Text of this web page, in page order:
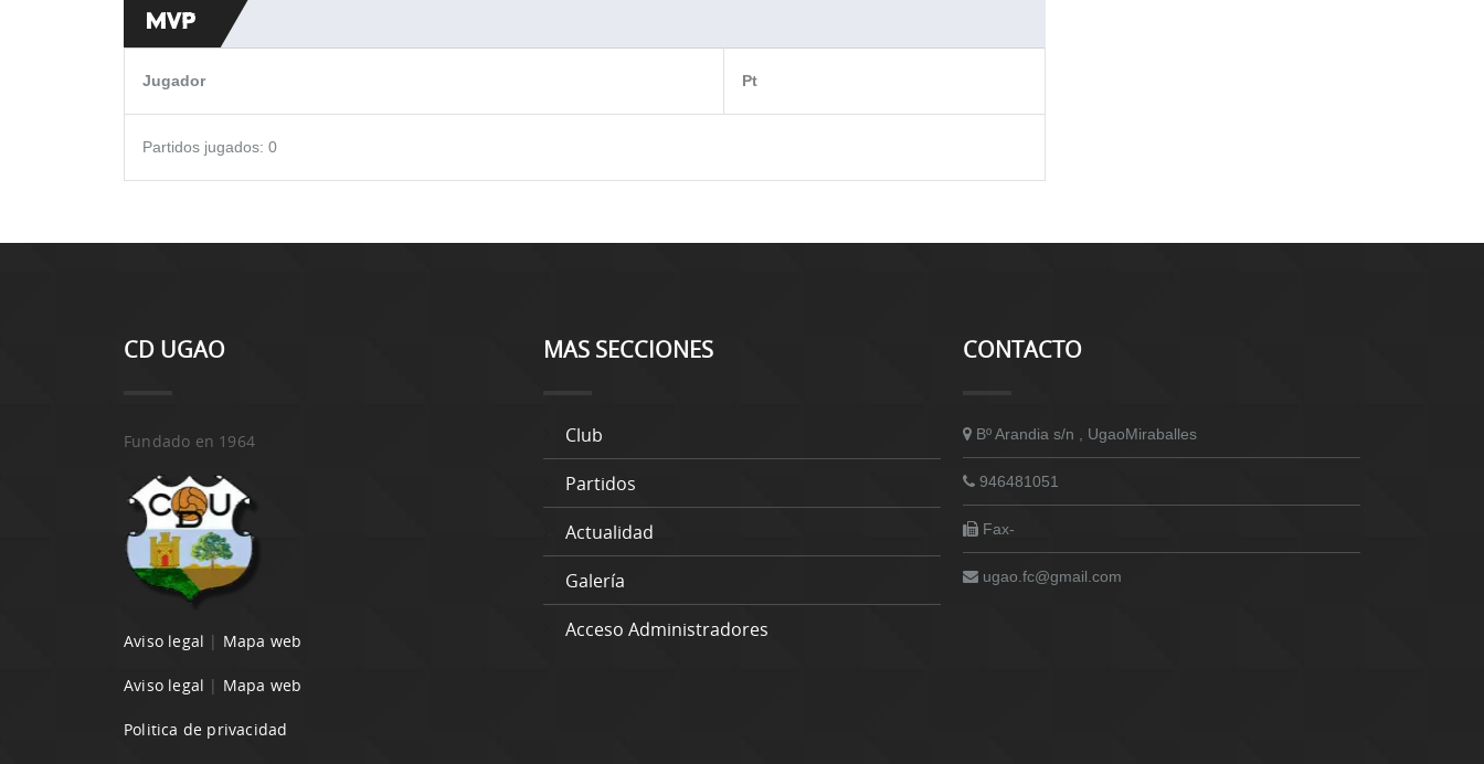
MVP
Jugador Pt
Partidos jugados: 0
CD UGAO
Fundado en 1964
Aviso legal | Mapa web
Aviso legal | Mapa web
Politica de privacidad
MAS SECCIONES
Club
Partidos
Actualidad
Galería
Acceso Administradores
CONTACTO
Bº Arandia s/n , UgaoMiraballes
946481051
Fax-
ugao.fc@gmail.com